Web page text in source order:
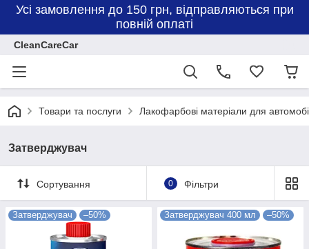
Усі замовлення до 150 грн, відправляються при
повній оплаті
CleanCareCar
Товари та послуги Лакофарбові матеріали для
Затверджувач
Сортування 0 Фільтри
Затверджувач –50% Затверджувач 400 мл –50%